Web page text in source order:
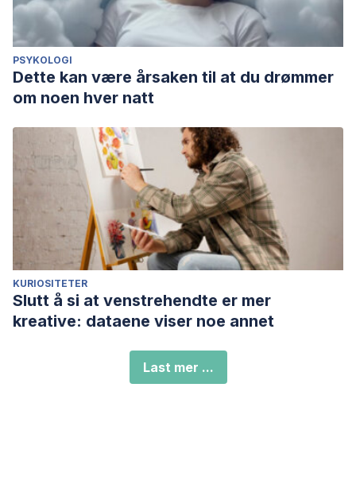
PSYKOLOGI
Dette kan være årsaken til at du drømmer
om noen hver natt
KURIOSITETER
Slutt å si at venstrehendte er mer
kreative: dataene viser noe annet
Last mer ...